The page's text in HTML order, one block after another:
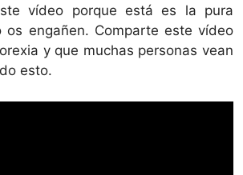
vídeo porque está es la pura
os engañen. Comparte este vídeo
y que muchas personas vean
esto.